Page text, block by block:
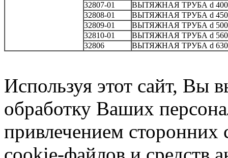
32807-01
ВЫТЯЖНАЯ ТРУБА d 400
32808-01
ВЫТЯЖНАЯ ТРУБА d 450
32809-01
ВЫТЯЖНАЯ ТРУБА d 500
32810-01
ВЫТЯЖНАЯ ТРУБА d 560
32806
ВЫТЯЖНАЯ ТРУБА d 630
Используя этот сайт, Вы
обработку Ваших
привлечением сторонних